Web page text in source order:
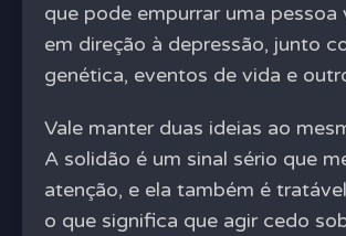
que pode empurrar uma pessoa
em direção à depressão, junto
genética, eventos de vida e
Vale manter duas ideias ao
A solidão é um sinal sério que
atenção, e ela também é
o que significa que agir cedo